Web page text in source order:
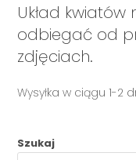
Układ
odbiegać od
zdjęciach.
Wysyłka w ciągu 1-2
Szukaj